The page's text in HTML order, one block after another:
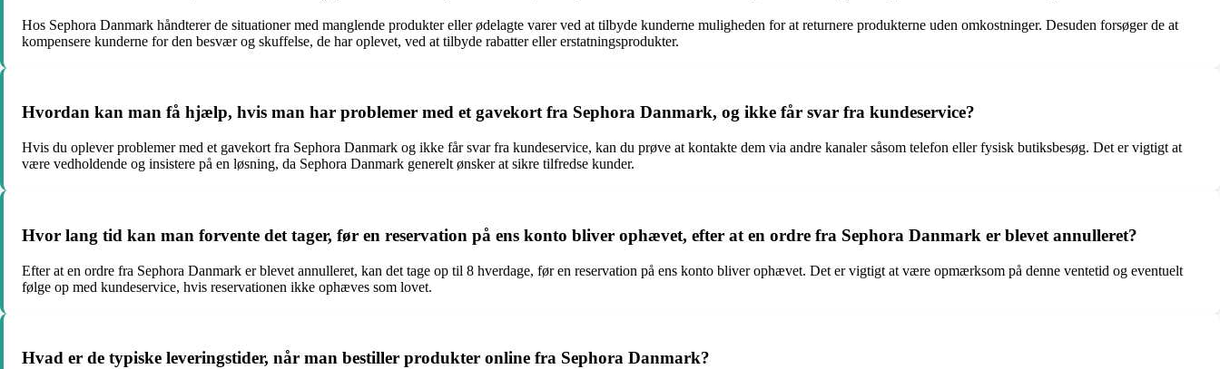
Hos Sephora Danmark håndterer de situationer med manglende produkter eller ødelagte varer ved at tilbyde kunderne muligheden for at returnere produkterne uden omkostninger. Desuden forsøger de at
kompensere kunderne for den besvær og skuffelse, de har oplevet, ved at tilbyde rabatter eller erstatningsprodukter.
Hvordan kan man få hjælp, hvis man har problemer med et gavekort fra Sephora Danmark, og ikke får svar fra kundeservice?
Hvis du oplever problemer med et gavekort fra Sephora Danmark og ikke får svar fra kundeservice, kan du prøve at kontakte dem via andre kanaler såsom telefon eller fysisk butiksbesøg. Det er vigtigt at
være vedholdende og insistere på en løsning, da Sephora Danmark generelt ønsker at sikre tilfredse kunder.
Hvor lang tid kan man forvente det tager, før en reservation på ens konto bliver ophævet, efter at en ordre fra Sephora Danmark er blevet annulleret?
Efter at en ordre fra Sephora Danmark er blevet annulleret, kan det tage op til 8 hverdage, før en reservation på ens konto bliver ophævet. Det er vigtigt at være opmærksom på denne ventetid og eventuelt
følge op med kundeservice, hvis reservationen ikke ophæves som lovet.
Hvad er de typiske leveringstider, når man bestiller produkter online fra Sephora Danmark?